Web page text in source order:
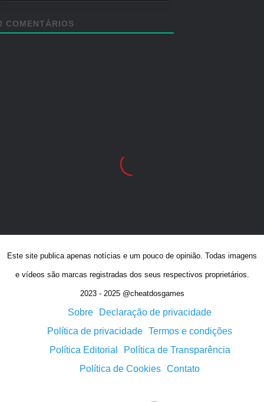
Este site publica apenas notícias e um pouco de opinião. Todas imagens
e vídeos são marcas registradas dos seus respectivos proprietários.
2023 - 2025 @cheatdosgames
Sobre
Declaração de privacidade
Política de privacidade Termos e condições
Política Editorial
Política de Transparência
Política de Cookies Contato